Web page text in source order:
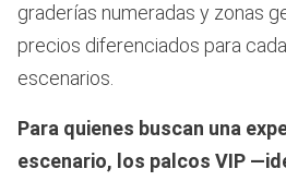
graderías numeradas y zonas
precios diferenciados para
escenarios.
Para quienes buscan una
escenario, los palcos VIP